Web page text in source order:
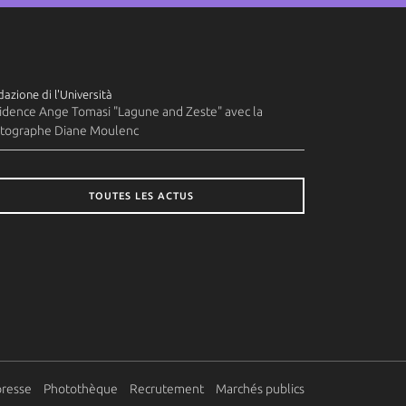
di l'Università
Ange Tomasi "Lagune and Zeste" avec la
Diane Moulenc
TOUTES LES ACTUS
Photothèque Recrutement Marchés publics